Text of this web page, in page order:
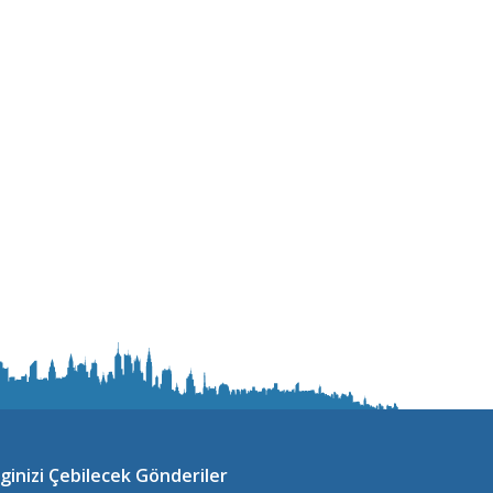
Çebilecek Gönderiler